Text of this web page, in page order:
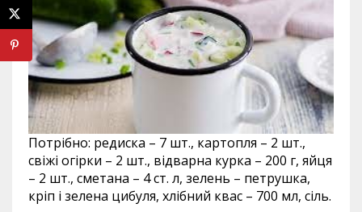
Потрібно: редиска – 7 шт., картопля – 2 шт.,
свіжі огірки – 2 шт., відварна курка – 200 г, яйця
– 2 шт., сметана – 4 ст. л, зелень – петрушка,
кріп і зелена цибуля, хлібний квас – 700 мл, сіль.